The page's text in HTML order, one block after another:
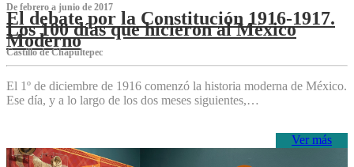
De febrero a junio de 2017
El debate por la Constitución 1916-1917.
Los 100 días que hicieron al México
Moderno
Castillo de Chapultepec
El 1º de diciembre de 1916 comenzó la historia moderna de México.
Ese día, y a lo largo de los dos meses siguientes,…
Ver más